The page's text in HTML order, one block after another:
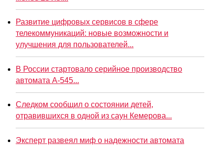
Развитие цифровых сервисов в сфере
телекоммуникаций: новые возможности и
улучшения для пользователей...
В России стартовало серийное производство
автомата А-545...
Следком сообщил о состоянии детей,
отравившихся в одной из саун Кемерова...
Эксперт развеял миф о надежности автомата